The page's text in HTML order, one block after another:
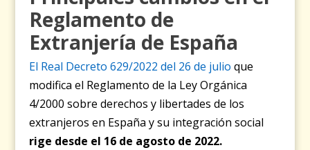
Reglamento de
Extranjería de España
El Real Decreto 629/2022 del 26 de julio que
modifica el Reglamento de la Ley Orgánica
4/2000 sobre derechos y libertades de los
extranjeros en España y su integración social
rige desde el 16 de agosto de 2022.